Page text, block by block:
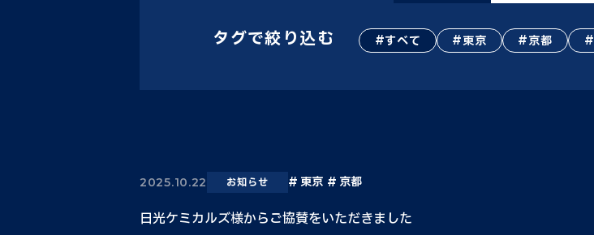
タグで絞り込む すべて 東京 京都
2025.10.22 お知らせ 東京 京都
日光ケミカルズ様からご協賛をいただきました